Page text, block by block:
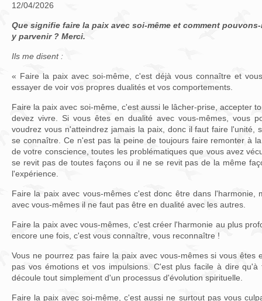
12/04/2026
Que signifie faire la paix avec soi-même et comment
y parvenir ? Merci.
Ils me disent :
« Faire la paix avec soi-même, c'est déjà vous connaître et
essayer de voir vos propres dualités et vos comportements.
Faire la paix avec soi-même, c'est aussi le lâcher-prise, accepter
devez vivre. Si vous êtes en dualité avec vous-mêmes, vous
voudrez vous n'atteindrez jamais la paix, donc il faut faire l'unité,
se connaître. Ce n'est pas la peine de toujours faire remonter à
de votre conscience, toutes les problématiques que vous avez
se revit pas de toutes façons ou il ne se revit pas de la même
l'expérience.
Faire la paix avec vous-mêmes c'est donc être dans l'harmonie,
avec vous-mêmes il ne faut pas être en dualité avec les autres.
Faire la paix avec vous-mêmes, c'est créer l'harmonie au plus
encore une fois, c'est vous connaître, vous reconnaître !
Vous ne pourrez pas faire la paix avec vous-mêmes si vous êtes
pas vos émotions et vos impulsions. C'est plus facile à dire
découle tout simplement d'un processus d'évolution spirituelle.
Faire la paix avec soi-même, c'est aussi ne surtout pas vous